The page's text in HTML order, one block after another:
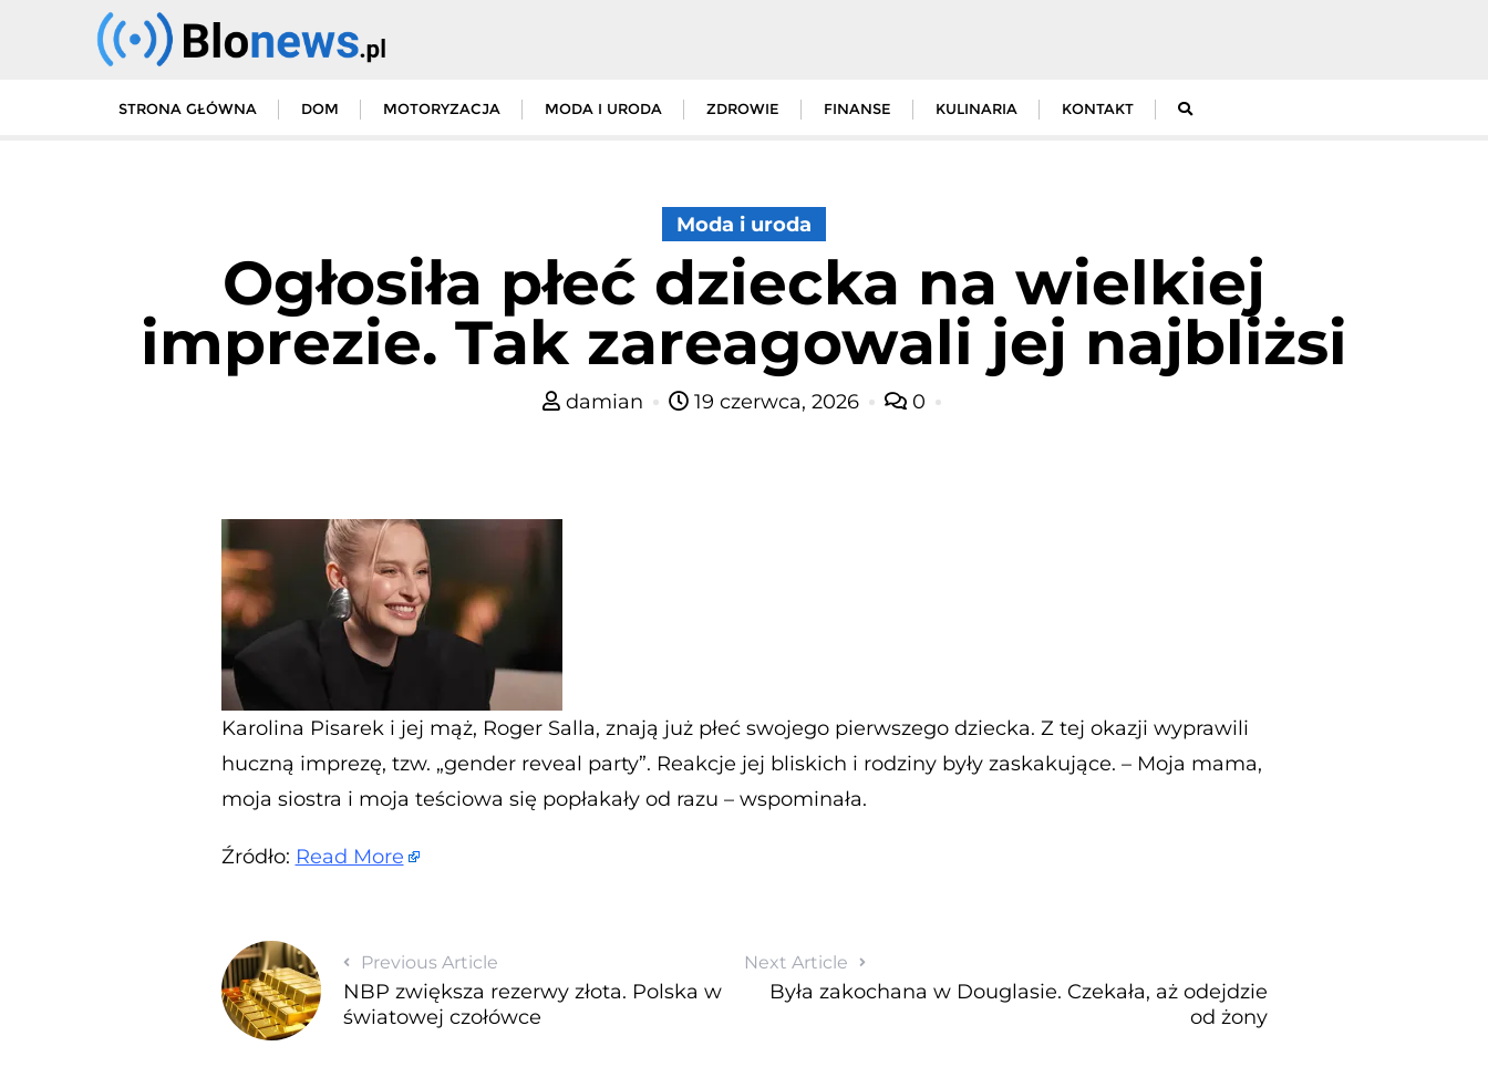
STRONA GŁÓWNA DOM MOTORYZACJA MODA I URODA ZDROWIE FINANSE KULINARIA KONTAKT
Moda i uroda
Ogłosiła płeć dziecka na wielkiej
imprezie. Tak zareagowali jej najbliżsi
damian 19 czerwca, 2026 0
Karolina Pisarek i jej mąż, Roger Salla, znają już płeć swojego pierwszego dziecka. Z tej okazji wyprawili
huczną imprezę, tzw. „gender reveal party”. Reakcje jej bliskich i rodziny były zaskakujące. – Moja mama,
moja siostra i moja teściowa się popłakały od razu – wspominała.
Źródło: Read More
Previous Article
NBP zwiększa rezerwy złota. ​Polska w
światowej czołówce
Next Article
Była zakochana w Douglasie. Czekała, aż odejdzie
od żony